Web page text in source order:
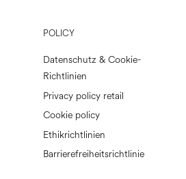
POLICY
Datenschutz & Cookie-
Richtlinien
Privacy policy retail
Cookie policy
Ethikrichtlinien
Barrierefreiheitsrichtlinie